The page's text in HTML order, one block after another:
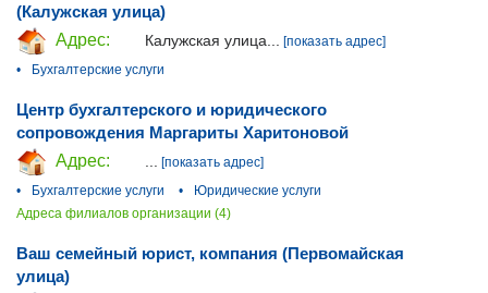
(Калужская улица)
Адрес:
Калужская улица... [показать адрес]
•
Бухгалтерские услуги
Центр бухгалтерского и юридического
сопровождения Маргариты Харитоновой
Адрес:
[показать адрес]
•
Бухгалтерские услуги •
Юридические услуги
Адреса филиалов организации (4)
Ваш семейный юрист, компания (Первомайская
улица)